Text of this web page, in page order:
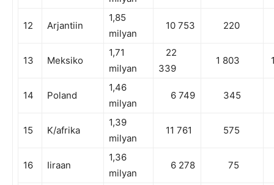
12 Arjantiin
1,85
milyan
10 753 220
13 Meksiko
1,71
milyan
22
339
1 803
14 Poland
1,46
milyan
6 749 345
15 K/afrika
1,39
milyan
11 761 575
16 Iiraan
1,36
milyan
6 278 75